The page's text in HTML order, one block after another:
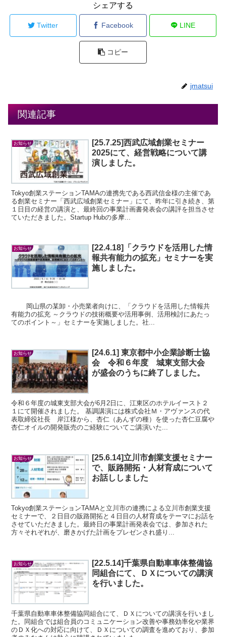
シェアする
Twitter Facebook LINE
コピー
jmatsui
関連記事
お知らせ
[25.7.25]西武広域創業セミナー
2025にて、経営戦略について講
演しました。
Tokyo創業ステーションTAMAの連携先である西武信金様の主催であ
る創業セミナー「西武広域創業セミナー」にて、昨年に引き続き、第
１日目の経営の講演と、最終回の事業計画書発表会の講評を担当させ
ていただきました。Startup Hubの多摩...
お知らせ
[22.4.18]「クラウドを活用した情
報共有能力の拡充」セミナーを実
施しました。
岡山県の某卸・小売業者向けに、「クラウドを活用した情報共
有能力の拡充 ～クラウドの技術概要や活用事例、活用検討にあたっ
てのポイント～」セミナーを実施しました。社...
お知らせ
[24.6.1] 東京都中小企業診断士協
会 令和６年度 城東支部大会
が盛会のうちに終了しました。
令和６年度の城東支部大会が6月2日に、江東区のホテルイースト２
１にて開催されました。 基調講演には株式会社Ｍ・アヴァンスの代
表取締役社長 岸江様から、杏仁（あんずの種）を使った杏仁豆腐や
杏仁オイルの開発販売のご経験についてご講演いた...
お知らせ
[25.6.14]立川市創業支援セミナー
で、販路開拓・人材育成について
お話ししました
Tokyo創業ステーションTAMAと立川市の連携による立川市創業支援
セミナーで、２日目の販路開拓と４日目の人材育成をテーマにお話を
させていただきました。最終日の事業計画発表会では、参加された
方々それぞれが、磨きかげた計画をプレゼンされ盛り...
お知らせ
[22.5.14]千葉県自動車車体整備協
同組合にて、ＤＸについての講演
を行いました。
千葉県自動車車体整備協同組合にて、ＤＸについての講演を行いまし
た。同組合では組合員のコミュニケーション改善や事務効率化や業界
のＤＸ化への対応に向けて、ＤＸについての調査を進めており、参加